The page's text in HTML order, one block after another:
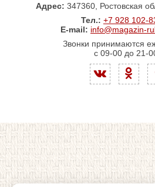
Адрес: 347360, Ростовская
Тел.: +7 928 102-
E-mail: info@magazin-
Звонки принимаются
с 09-00 до 21-